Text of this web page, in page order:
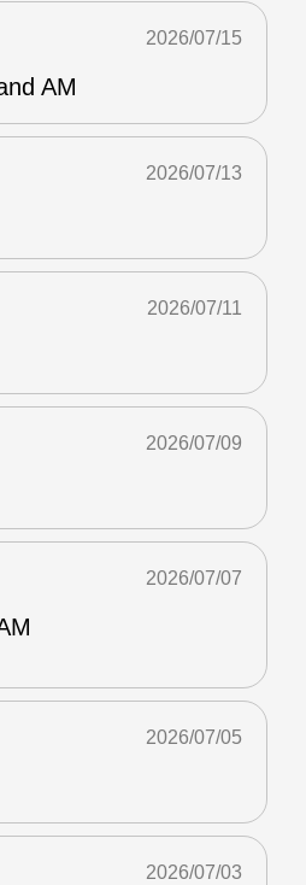
AM
2026/07/15
2026/07/13
2026/07/11
2026/07/09
2026/07/07
2026/07/05
2026/07/03